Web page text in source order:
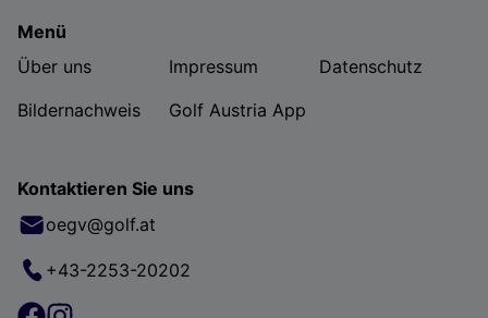
Menü
Über uns
Impressum
Datenschutz
Bildernachweis
Golf Austria App
Kontaktieren Sie uns
oegv@golf.at
+43-2253-20202